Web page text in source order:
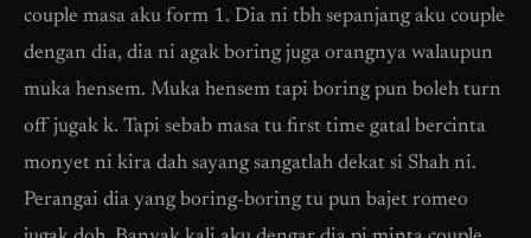
couple masa aku form 1. Dia ni tbh sepanjang aku couple
dengan dia, dia ni agak boring juga orangnya walaupun
muka hensem. Muka hensem tapi boring pun boleh turn
off jugak k. Tapi sebab masa tu first time gatal bercinta
monyet ni kira dah sayang sangatlah dekat si Shah ni.
Perangai dia yang boring-boring tu pun bajet romeo